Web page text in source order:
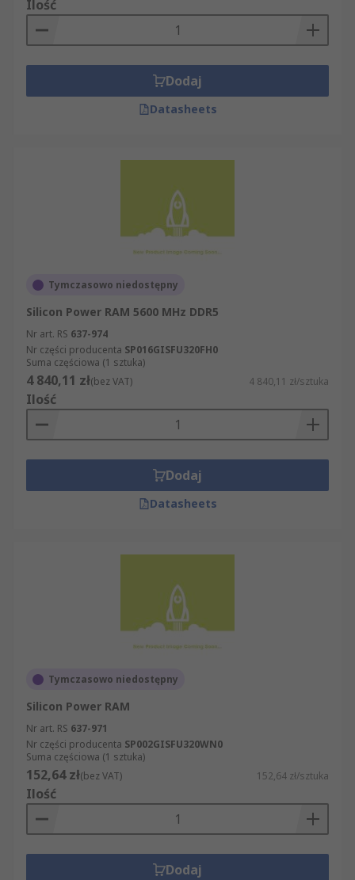
Ilość
Dodaj
Datasheets
Tymczasowo niedostępny
Silicon Power RAM 5600 MHz DDR5
Nr art. RS 637-974
Nr części producenta SP016GISFU320FH0
Suma częściowa (1 sztuka)
4 840,11 zł(bez VAT) 4 840,11 zł/sztuka
Ilość
Dodaj
Datasheets
Tymczasowo niedostępny
Silicon Power RAM
Nr art. RS 637-971
Nr części producenta SP002GISFU320WN0
Suma częściowa (1 sztuka)
152,64 zł(bez VAT) 152,64 zł/sztuka
Ilość
Dodaj